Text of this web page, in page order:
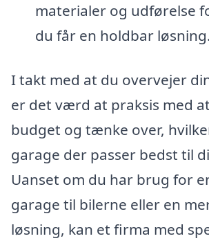
materialer og udførelse
du får en holdbar løsning.
I takt med at du overvejer
er det værd at praksis med
budget og tænke over,
garage der passer bedst til
Uanset om du har brug for
garage til bilerne eller en
løsning, kan et firma med